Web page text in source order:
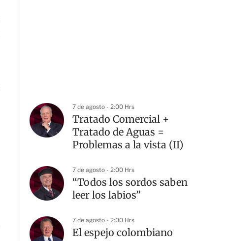
7 de agosto - 2:00 Hrs
Tratado Comercial +
Tratado de Aguas =
Problemas a la vista (II)
7 de agosto - 2:00 Hrs
“Todos los sordos saben
leer los labios”
7 de agosto - 2:00 Hrs
El espejo colombiano